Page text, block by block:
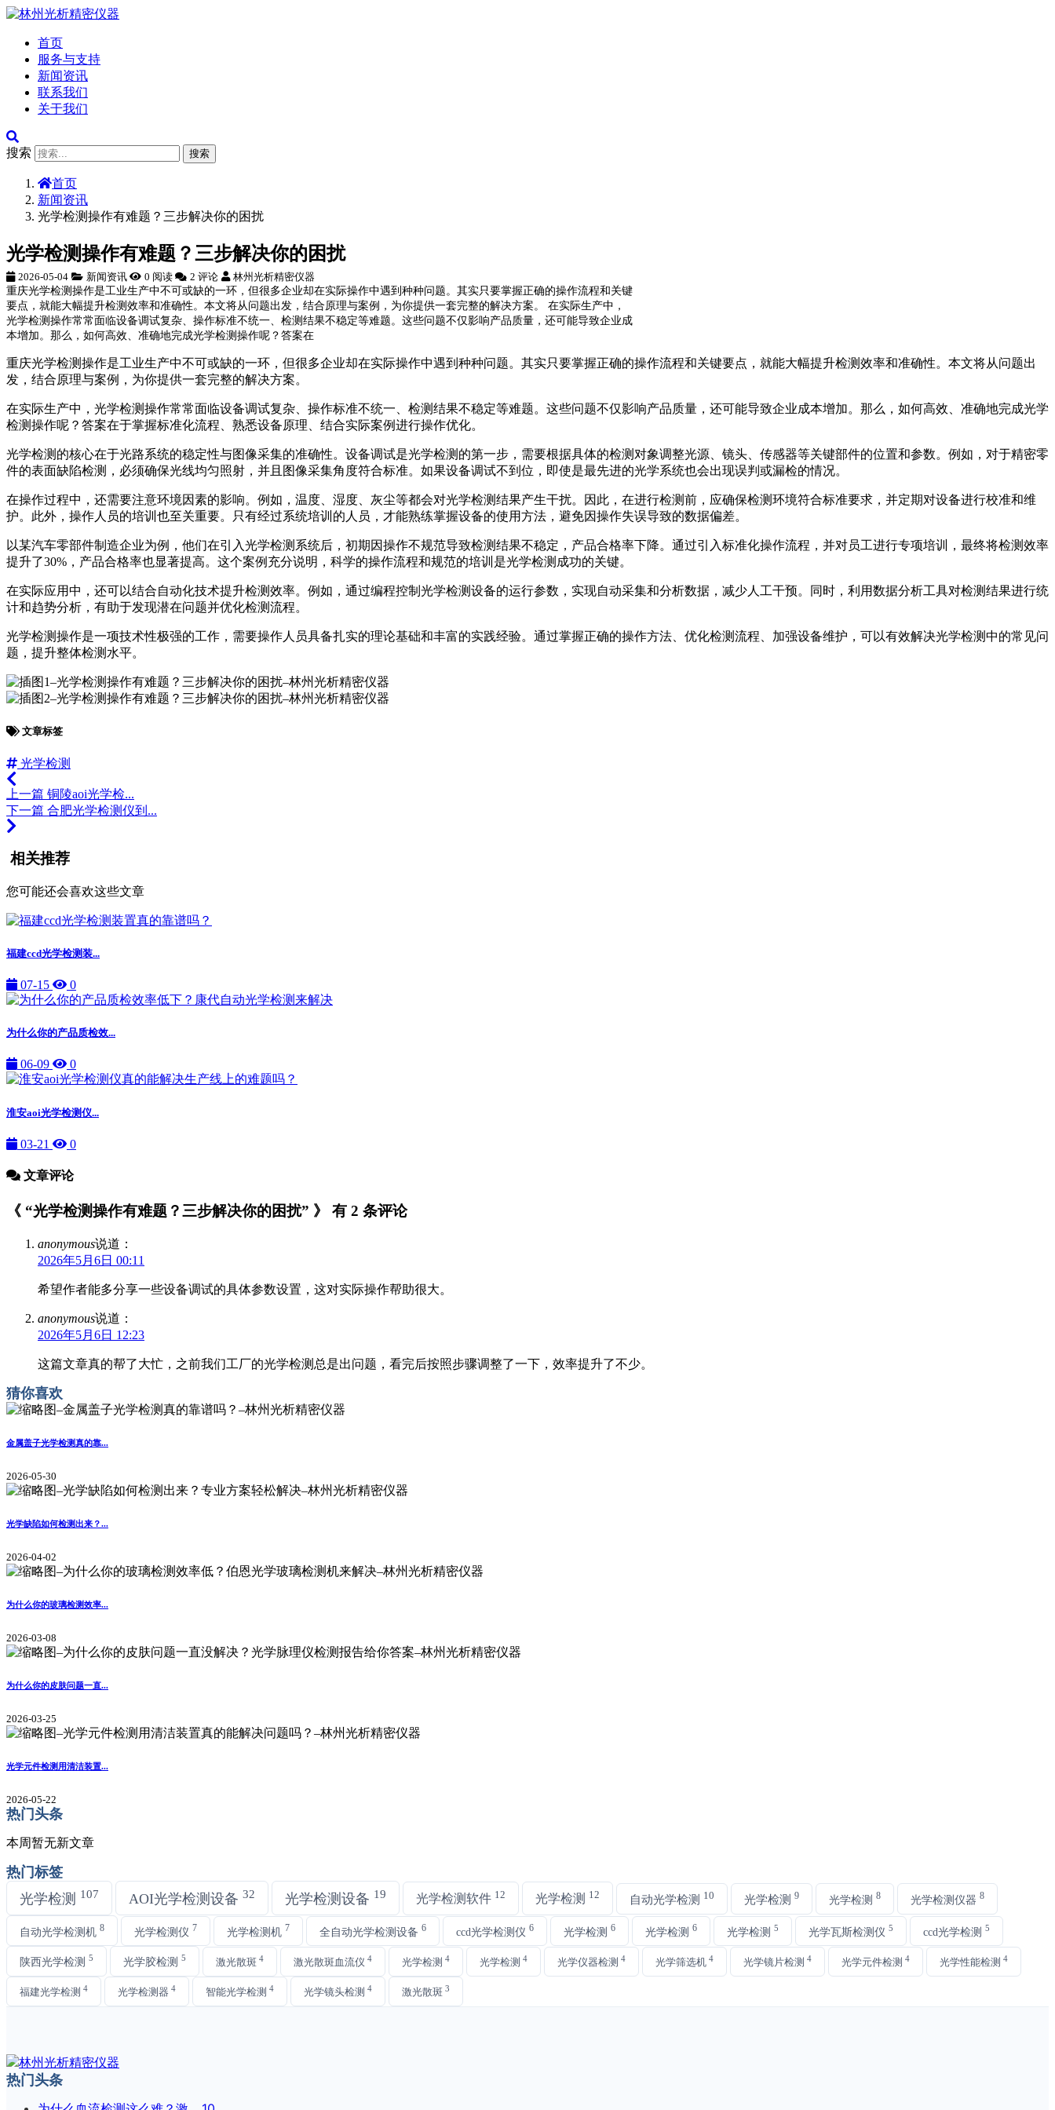
首页
服务与支持
新闻资讯
联系我们
关于我们
搜索 搜索
首页
新闻资讯
光学检测操作有难题？三步解决你的困扰
光学检测操作有难题？三步解决你的困扰
2026-05-04 新闻资讯 0 阅读 2 评论 林州光析精密仪器
重庆光学检测操作是工业生产中不可或缺的一环，但很多企业却在实际操作中遇到种种问题。其实只要掌握正确的操作流程和关键
要点，就能大幅提升检测效率和准确性。本文将从问题出发，结合原理与案例，为你提供一套完整的解决方案。 在实际生产中，
光学检测操作常常面临设备调试复杂、操作标准不统一、检测结果不稳定等难题。这些问题不仅影响产品质量，还可能导致企业成
本增加。那么，如何高效、准确地完成光学检测操作呢？答案在
重庆光学检测操作是工业生产中不可或缺的一环，但很多企业却在实际操作中遇到种种问题。其实只要掌握正确的操作流程和关键要点，就能大幅提升检测效率和准确性。本文将从问题出
发，结合原理与案例，为你提供一套完整的解决方案。
在实际生产中，光学检测操作常常面临设备调试复杂、操作标准不统一、检测结果不稳定等难题。这些问题不仅影响产品质量，还可能导致企业成本增加。那么，如何高效、准确地完成光学
检测操作呢？答案在于掌握标准化流程、熟悉设备原理、结合实际案例进行操作优化。
光学检测的核心在于光路系统的稳定性与图像采集的准确性。设备调试是光学检测的第一步，需要根据具体的检测对象调整光源、镜头、传感器等关键部件的位置和参数。例如，对于精密零
件的表面缺陷检测，必须确保光线均匀照射，并且图像采集角度符合标准。如果设备调试不到位，即使是最先进的光学系统也会出现误判或漏检的情况。
在操作过程中，还需要注意环境因素的影响。例如，温度、湿度、灰尘等都会对光学检测结果产生干扰。因此，在进行检测前，应确保检测环境符合标准要求，并定期对设备进行校准和维
护。此外，操作人员的培训也至关重要。只有经过系统培训的人员，才能熟练掌握设备的使用方法，避免因操作失误导致的数据偏差。
以某汽车零部件制造企业为例，他们在引入光学检测系统后，初期因操作不规范导致检测结果不稳定，产品合格率下降。通过引入标准化操作流程，并对员工进行专项培训，最终将检测效率
提升了30%，产品合格率也显著提高。这个案例充分说明，科学的操作流程和规范的培训是光学检测成功的关键。
在实际应用中，还可以结合自动化技术提升检测效率。例如，通过编程控制光学检测设备的运行参数，实现自动采集和分析数据，减少人工干预。同时，利用数据分析工具对检测结果进行统
计和趋势分析，有助于发现潜在问题并优化检测流程。
光学检测操作是一项技术性极强的工作，需要操作人员具备扎实的理论基础和丰富的实践经验。通过掌握正确的操作方法、优化检测流程、加强设备维护，可以有效解决光学检测中的常见问
题，提升整体检测水平。
文章标签
光学检测
上一篇 铜陵aoi光学检...
下一篇 合肥光学检测仪到...
相关推荐
您可能还会喜欢这些文章
福建ccd光学检测装...
07-15 0
为什么你的产品质检效...
06-09 0
淮安aoi光学检测仪...
03-21 0
文章评论
《 “光学检测操作有难题？三步解决你的困扰” 》 有 2 条评论
anonymous说道：
2026年5月6日 00:11
希望作者能多分享一些设备调试的具体参数设置，这对实际操作帮助很大。
anonymous说道：
2026年5月6日 12:23
这篇文章真的帮了大忙，之前我们工厂的光学检测总是出问题，看完后按照步骤调整了一下，效率提升了不少。
猜你喜欢
金属盖子光学检测真的靠...
2026-05-30
光学缺陷如何检测出来？...
2026-04-02
为什么你的玻璃检测效率...
2026-03-08
为什么你的皮肤问题一直...
2026-03-25
光学元件检测用清洁装置...
2026-05-22
热门头条
本周暂无新文章
热门标签
光学检测
107 AOI光学检测设备 32 光学检测设备 19 光学检测软件 12 光学检测 12 自动光学检测 10 光学检测 9 光学检测 8 光学检测仪器 8
自动光学检测机 8 光学检测仪 7 光学检测机 7 全自动光学检测设备 6 ccd光学检测仪 6 光学检测 6 光学检测 6 光学检测 5 光学瓦斯检测仪 5 ccd光学检测 5
陕西光学检测 5 光学胶检测 5 激光散斑 4 激光散斑血流仪 4 光学检测 4 光学检测 4 光学仪器检测 4 光学筛选机 4 光学镜片检测 4 光学元件检测 4 光学性能检测 4
福建光学检测 4 光学检测器 4 智能光学检测 4 光学镜头检测 4 激光散斑 3
热门头条